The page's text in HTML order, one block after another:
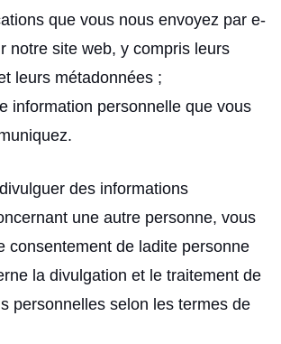
que vous nous envoyez par e-
notre site web, y compris leurs
leurs métadonnées ;
information personnelle que vous
des informations
une autre personne, vous
consentement de ladite personne
la divulgation et le traitement de
personnelles selon les termes de